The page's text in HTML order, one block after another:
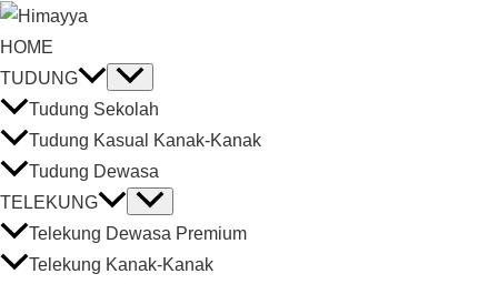
HOME
TUDUNG
Tudung Sekolah
Tudung Kasual Kanak-Kanak
Tudung Dewasa
TELEKUNG
Telekung Dewasa Premium
Telekung Kanak-Kanak